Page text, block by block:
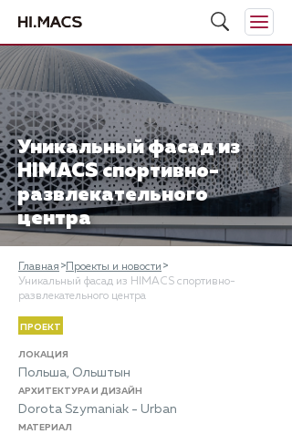
Уникальный фасад из
HIMACS спортивно-
развлекательного
центра
Главная
Проекты и новости
Уникальный фасад из HIMACS спортивно-
развлекательного центра
ПРОЕКТ
ЛОКАЦИЯ
Польша, Ольштын
АРХИТЕКТУРА И ДИЗАЙН
Dorota Szymaniak - Urban
МАТЕРИАЛ